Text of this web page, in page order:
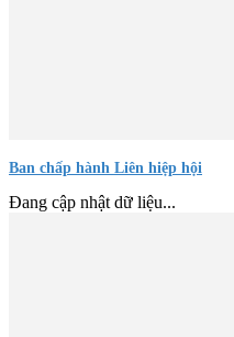
Ban chấp hành Liên hiệp hội
Đang cập nhật dữ liệu...